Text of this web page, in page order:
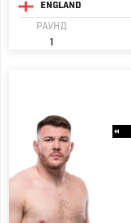
ENGLAND
РАУНД
1